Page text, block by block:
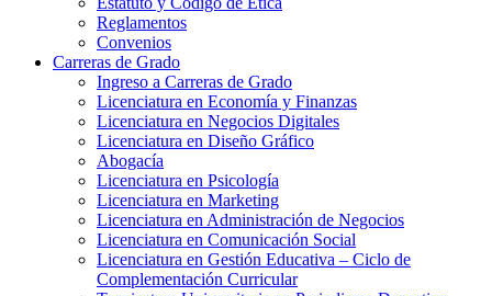
Reglamentos
Convenios
Carreras de Grado
Ingreso a Carreras de Grado
Licenciatura en Economía y Finanzas
Licenciatura en Negocios Digitales
Licenciatura en Diseño Gráfico
Abogacía
Licenciatura en Psicología
Licenciatura en Marketing
Licenciatura en Administración de Negocios
Licenciatura en Comunicación Social
Licenciatura en Gestión Educativa – Ciclo de
Complementación Curricular